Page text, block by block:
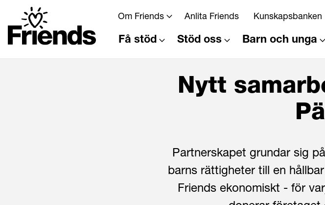
Om Friends Anlita Friends Kunskapsbanken
Få stöd Stöd oss Barn och unga
Nytt
Partnerskapet grundar sig
barns rättigheter till en
Friends ekonomiskt - för